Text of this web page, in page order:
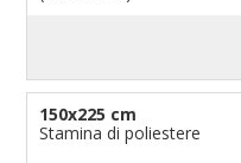
150x225 cm
Stamina di poliestere